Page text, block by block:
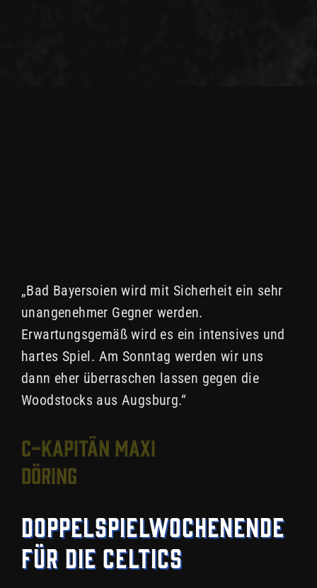
„Bad Bayersoien wird mit Sicherheit ein sehr
unangenehmer Gegner werden.
Erwartungsgemäß wird es ein intensives und
hartes Spiel. Am Sonntag werden wir uns
dann eher überraschen lassen gegen die
Woodstocks aus Augsburg.“
C-Kapitän Maxi
Döring
Doppelspielwochenende
für die Celtics